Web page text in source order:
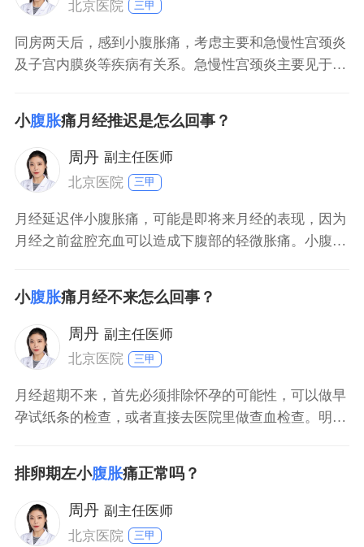
北京医院 三甲
同房两天后，感到小腹胀痛，考虑主要和急慢性宫颈炎
及子宫内膜炎等疾病有关系。急慢性宫颈炎主要见于妇
坠胀感及性生活不和谐，甚至性交后出血等表现，这个
时候需要积极使用药物治疗，平时注意会阴部的清洁，
及时用药并进
小腹胀痛月经推迟是怎么回事？
周丹 副主任医师
北京医院
三甲
月经延迟伴小腹胀痛，可能是即将来月经的表现，因为
月经之前盆腔充血可以造成下腹部的轻微胀痛。小腹胀
小腹胀痛也是由于盆腔充血所造成。疼痛部位多集中在
下腹正中。还要警惕宫外孕的发生。腹部胀痛多集中在
左侧下腹或者右侧下腹。
小腹胀痛月经不来怎么回事？
周丹 副主任医师
北京医院
三甲
月经超期不来，首先必须排除怀孕的可能性，可以做早
孕试纸条的检查，或者直接去医院里做查血检查。明确
胀疼是要来月经的迹象，要注意保暖，不要受凉，不要
吃生冷辣的刺激性的东西，不要洗凉水澡，可以适当的
喝些红糖水，或者是喝益母草颗粒。也可以去医院里做
超声检查，看
排卵期左小腹胀痛正常吗？
周丹 副主任医师
北京医院
三甲